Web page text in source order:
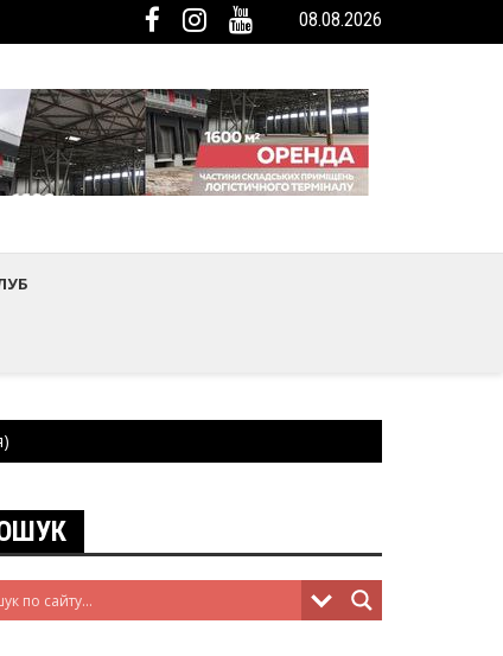
Шептицького району
громада була представлена на Європейському регіональному
08.08.2026